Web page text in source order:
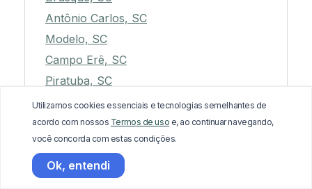
Antônio Carlos, SC
Modelo, SC
Campo Erê, SC
Piratuba, SC
Sangão, SC
São João do Itaperiú, SC
Barra Velha, SC
Tubarão, SC
Utilizamos cookies essenciais e tecnologias semelhantes de
acordo com nossos Termos de uso e, ao continuar navegando,
você concorda com estas condições.
Ok, entendi